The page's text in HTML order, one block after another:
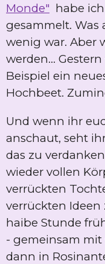
Monde" habe
gesammelt. Was
wenig war. Aber
werden...
Beispiel ein
Hochbeet.
Und wenn ihr
anschaut, seht
das zu
wieder vollen
verrückten
verrückten
haibe Stunde
- gemeinsam mit
dann in